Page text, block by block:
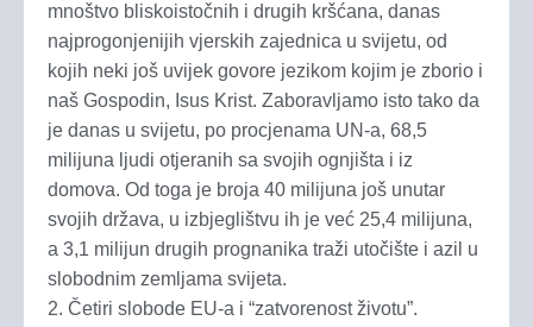
mnoštvo bliskoistočnih i drugih kršćana, danas
najprogonjenijih vjerskih zajednica u svijetu, od
kojih neki još uvijek govore jezikom kojim je zborio i
naš Gospodin, Isus Krist. Zaboravljamo isto tako da
je danas u svijetu, po procjenama UN-a, 68,5
milijuna ljudi otjeranih sa svojih ognjišta i iz
domova. Od toga je broja 40 milijuna još unutar
svojih država, u izbjeglištvu ih je već 25,4 milijuna,
a 3,1 milijun drugih prognanika traži utočište i azil u
slobodnim zemljama svijeta.
2. Četiri slobode EU-a i “zatvorenost životu”.